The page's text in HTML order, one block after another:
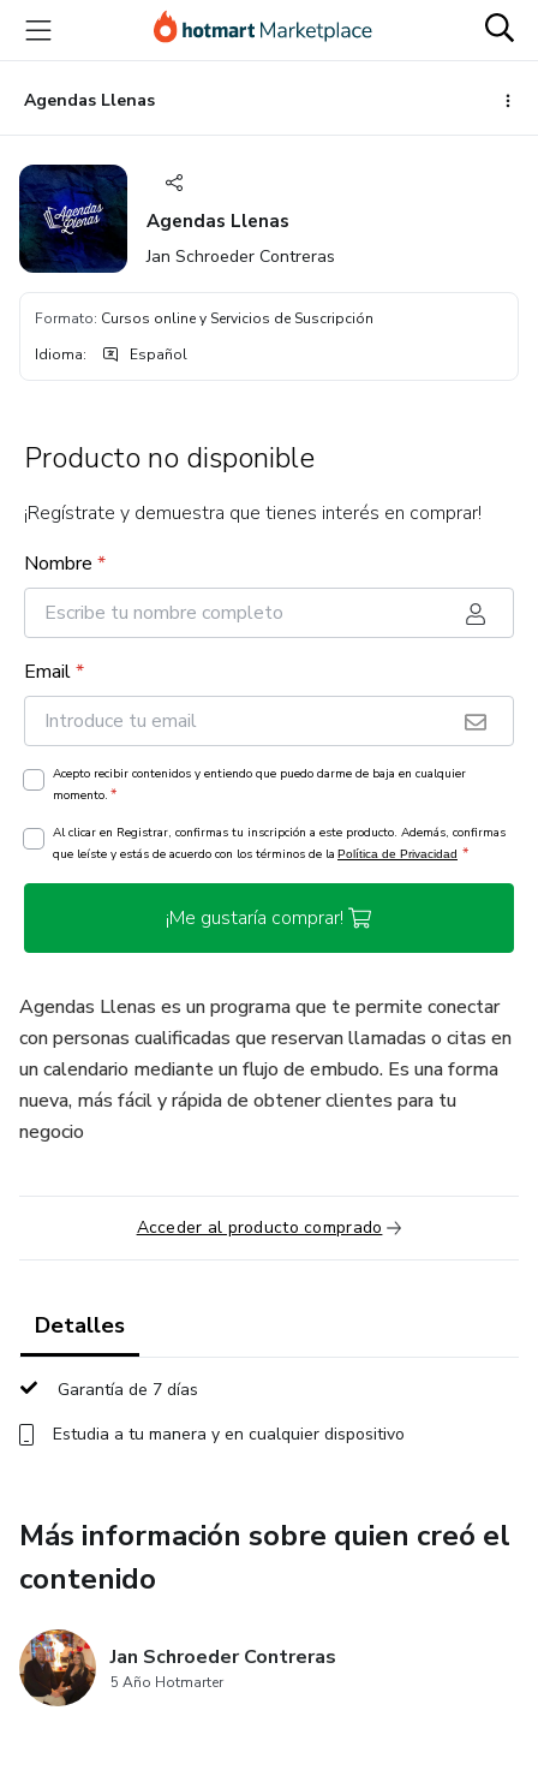
principal
página
de
página
Agendas Llenas
Agendas Llenas
Jan Schroeder Contreras
Formato: Cursos online y Servicios de Suscripción
Idioma: Español
Producto no disponible
¡Regístrate y demuestra que tienes interés en comprar!
Nombre *
Email*
Acepto recibir contenidos y entiendo que puedo darme de baja en cualquier
momento. *
Al clicar en Registrar, confirmas tu inscripción a este producto. Además, confirmas
que leíste y estás de acuerdo con los términos de la Política de Privacidad *
¡Me gustaría comprar!
Agendas Llenas es un programa que te permite conectar
con personas cualificadas que reservan llamadas o citas en
un calendario mediante un flujo de embudo. Es una forma
nueva, más fácil y rápida de obtener clientes para tu
negocio
Acceder al producto comprado
Detalles
Garantía de 7 días
Estudia a tu manera y en cualquier dispositivo
Más información sobre quien creó el
contenido
Jan Schroeder Contreras
5 Año Hotmarter